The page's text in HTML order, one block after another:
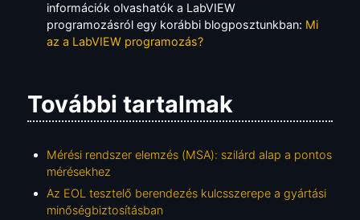
információk olvashatók a LabVIEW
programozásról egy korábbi blogposztunkban: Mi
az a LabVIEW programozás?
További tartalmak
Mérési rendszer elemzés (MSA): szilárd alap a pontos
mérésekhez
Az EOL tesztelő berendezés kulcsszerepe a gyártási
minőségbiztosításban